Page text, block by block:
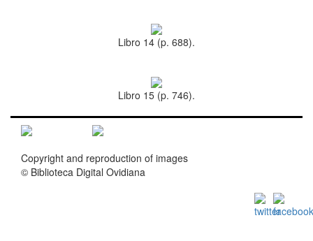
Libro 14 (p. 688).
Libro 15 (p. 746).
Copyright and reproduction of images
© Biblioteca Digital Ovidiana